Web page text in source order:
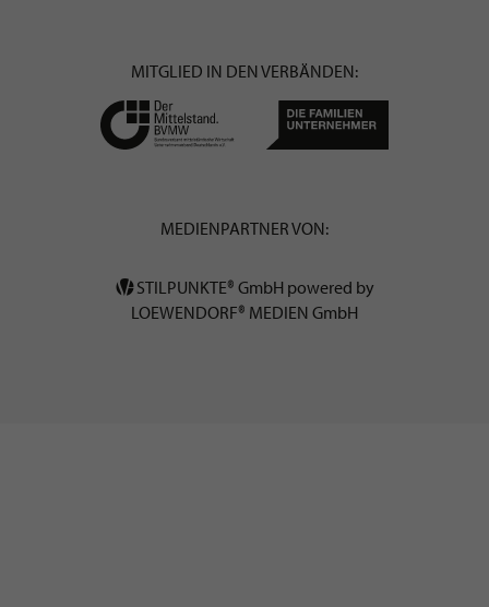
MITGLIED IN DEN VERBÄNDEN:
MEDIENPARTNER VON:
STILPUNKTE® GmbH powered by
LOEWENDORF® MEDIEN GmbH